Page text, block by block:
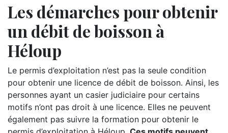
Les démarches pour obtenir
un débit de boisson à
Héloup
Le permis d’exploitation n’est pas la seule condition
pour obtenir une licence de débit de boisson. Ainsi, les
personnes ayant un casier judiciaire pour certains
motifs n’ont pas droit à une licence. Elles ne peuvent
également pas suivre la formation pour obtenir le